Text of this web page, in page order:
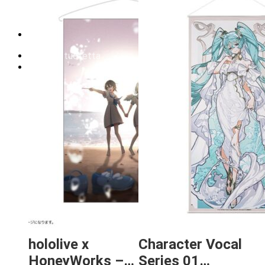
Tilauksen peruminen
Uutiskirje
0 tuotetta
hololive x
HoneyWorks –
Character Vocal
Series 01